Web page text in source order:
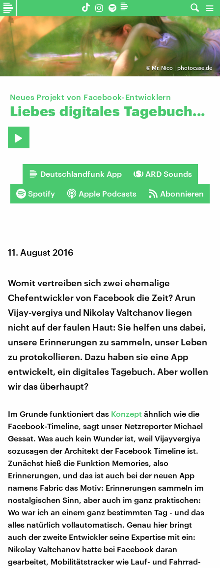
© Mr. Nico | photocase.de
Neues Projekt von Facebook-Entwicklern
Liebes digitales Tagebuch...
Deutschlandfunk App ARD Sounds
Spotify Apple Podcasts Abonnieren
11. August 2016
Womit vertreiben sich zwei ehemalige
Chefentwickler von Facebook die Zeit? Arun
Vijay-vergiya und Nikolay Valtchanov liegen
nicht auf der faulen Haut: Sie helfen uns dabei,
unsere Erinnerungen zu sammeln, unser Leben
zu protokollieren. Dazu haben sie eine App
entwickelt, ein digitales Tagebuch. Aber wollen
wir das überhaupt?
Im Grunde funktioniert das Konzept ähnlich wie die
Facebook-Timeline, sagt unser Netzreporter Michael
Gessat. Was auch kein Wunder ist, weil Vijayvergiya
sozusagen der Architekt der Facebook Timeline ist.
Zunächst hieß die Funktion Memories, also
Erinnerungen, und das ist auch bei der neuen App
namens Fabric das Motiv: Erinnerungen sammeln im
nostalgischen Sinn, aber auch im ganz praktischen:
Wo war ich an einem ganz bestimmten Tag - und das
alles natürlich vollautomatisch. Genau hier bringt
auch der zweite Entwickler seine Expertise mit ein:
Nikolay Valtchanov hatte bei Facebook daran
gearbeitet, Mobilitätstracker wie Lauf- und Fahrrad-